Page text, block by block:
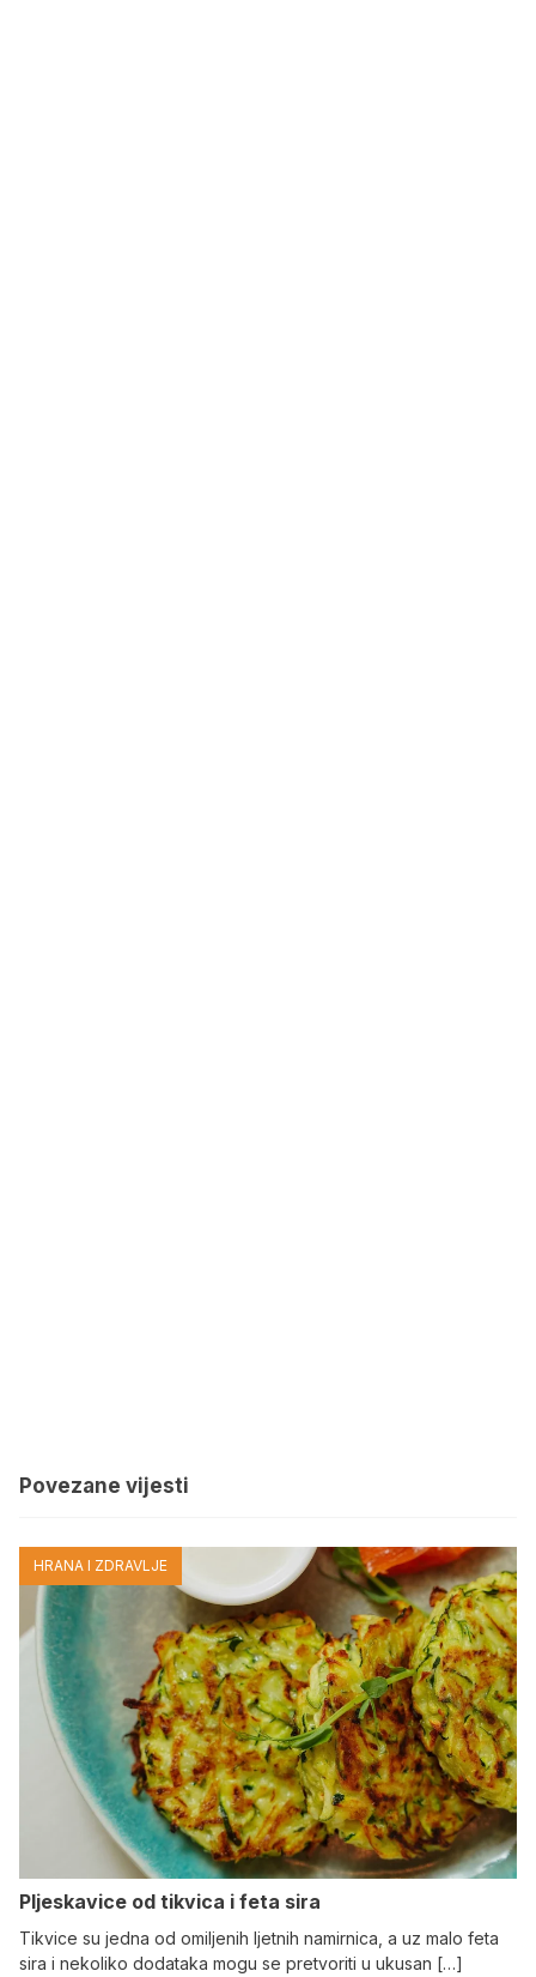
Povezane vijesti
HRANA I ZDRAVLJE
Pljeskavice od tikvica i feta sira
Tikvice su jedna od omiljenih ljetnih namirnica, a uz malo feta
sira i nekoliko dodataka mogu se pretvoriti u ukusan […]